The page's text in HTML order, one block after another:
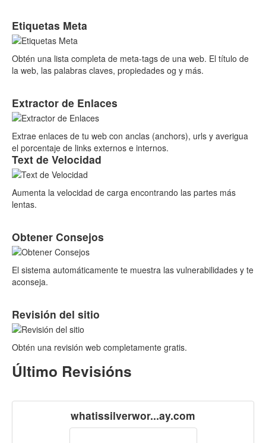
Etiquetas Meta
Obtén una lista completa de meta-tags de una web. El título de
la web, las palabras claves, propiedades og y más.
Extractor de Enlaces
Extrae enlaces de tu web con anclas (anchors), urls y averigua
el porcentaje de links externos e internos.
Text de Velocidad
Aumenta la velocidad de carga encontrando las partes más
lentas.
Obtener Consejos
El sistema automáticamente te muestra las vulnerabilidades y te
aconseja.
Revisión del sitio
Obtén una revisión web completamente gratis.
Último Revisións
whatissilverwor...ay.com